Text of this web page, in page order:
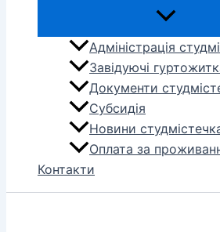
Адміністрація
Завідуючі
Документи
Субсидія
Новини
Оплата за
Контакти